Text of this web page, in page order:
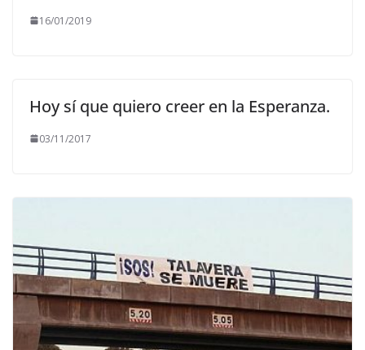
16/01/2019
Hoy sí que quiero creer en la Esperanza.
03/11/2017